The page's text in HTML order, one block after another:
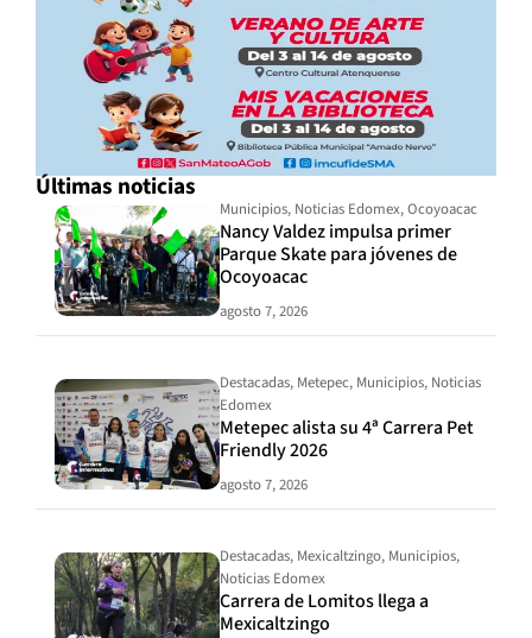
Últimas noticias
Municipios, Noticias Edomex,Ocoyoacac
Nancy Valdez impulsa primer
Parque Skate para jóvenes de
Ocoyoacac
agosto 7, 2026
Destacadas, Metepec, Municipios, Noticias
Edomex
Metepec alista su 4ª Carrera Pet
Friendly 2026
agosto 7, 2026
Destacadas, Mexicaltzingo, Municipios,
Noticias Edomex
Carrera de Lomitos llega a
Mexicaltzingo